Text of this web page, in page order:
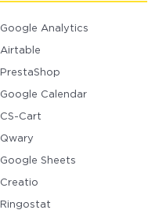
Google Analytics
Airtable
PrestaShop
Google Calendar
CS-Cart
Qwary
Google Sheets
Creatio
Ringostat